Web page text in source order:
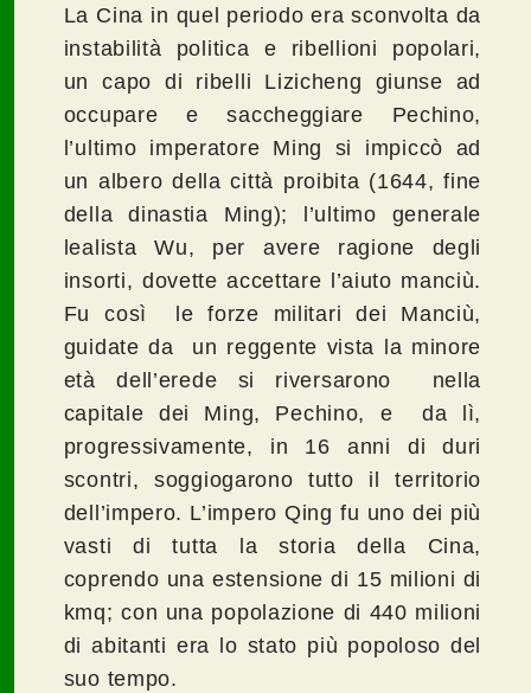
La Cina in quel periodo era sconvolta da
instabilità politica e ribellioni popolari,
un capo di ribelli Lizicheng giunse ad
occupare e saccheggiare Pechino,
l’ultimo imperatore Ming si impiccò ad
un albero della città proibita (1644, fine
della dinastia Ming); l’ultimo generale
lealista Wu, per avere ragione degli
insorti, dovette accettare l’aiuto manciù.
Fu così le forze militari dei Manciù,
guidate da un reggente vista la minore
età dell’erede si riversarono nella
capitale dei Ming, Pechino, e da lì,
progressivamente, in 16 anni di duri
scontri, soggiogarono tutto il territorio
dell’impero. L’impero Qing fu uno dei più
vasti di tutta la storia della Cina,
coprendo una estensione di 15 milioni di
kmq; con una popolazione di 440 milioni
di abitanti era lo stato più popoloso del
suo tempo.